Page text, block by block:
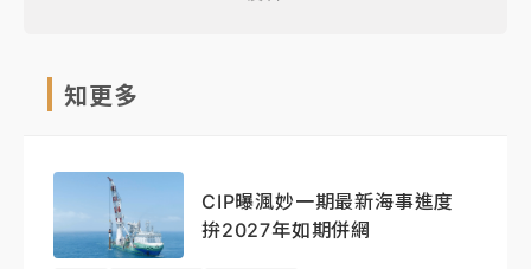
知更多
CIP曝渢妙一期最新海事進度
拚2027年如期併網